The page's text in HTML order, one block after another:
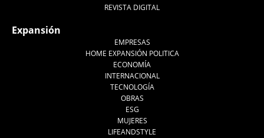
REVISTA DIGITAL
Expansión
EMPRESAS
HOME EXPANSIÓN POLITICA
ECONOMÍA
INTERNACIONAL
TECNOLOGÍA
OBRAS
ESG
MUJERES
LIFEANDSTYLE